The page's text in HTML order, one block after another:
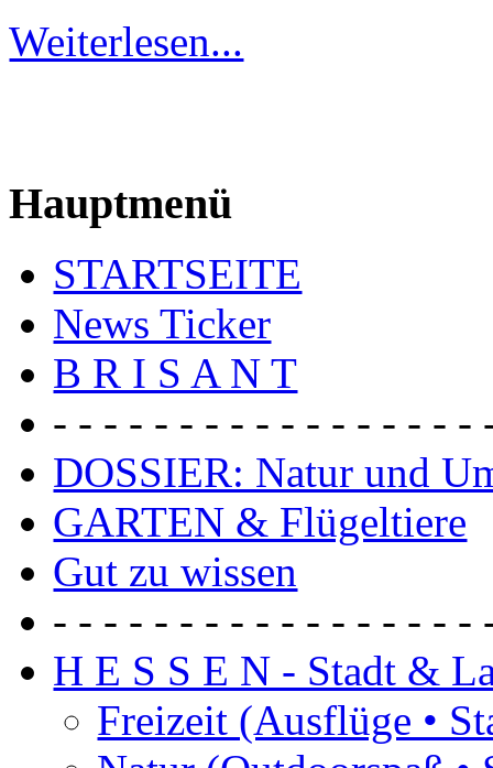
Weiterlesen...
Hauptmenü
STARTSEITE
News Ticker
B R I S A N T
- - - - - - - - - - - - - - - - -
DOSSIER: Natur und
GARTEN & Flügeltiere
Gut zu wissen
- - - - - - - - - - - - - - - - -
H E S S E N - Stadt &
Freizeit (Ausflüge •